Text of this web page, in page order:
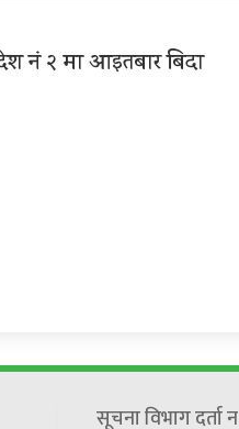
नं २ मा आइतबार बिदा
सूचना विभाग दर्ता न